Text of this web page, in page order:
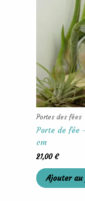
Portes des fées
Porte de fée
cm
21,00€
Ajouter au